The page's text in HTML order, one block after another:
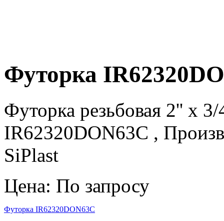
Футорка
Футорка резьбовая 2'' х
IR62320DON63C ,
SiPlast
Цена: По запросу
Футорка IR62320DON63C